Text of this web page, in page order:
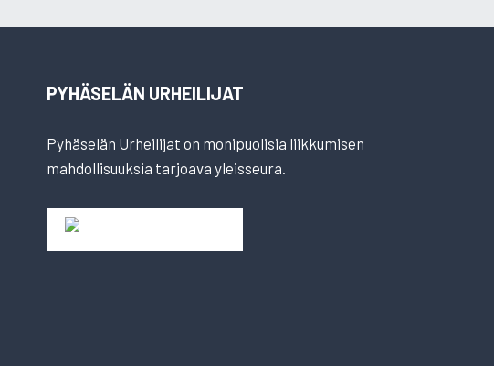
PYHÄSELÄN URHEILIJAT
Pyhäselän Urheilijat on monipuolisia liikkumisen
mahdollisuuksia tarjoava yleisseura.